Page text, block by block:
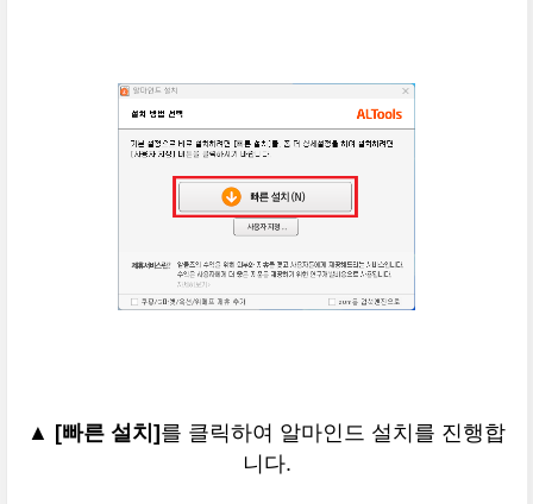
▲ [빠른 설치] 를 클릭하여 알마인드 설치를 진행합
니다.